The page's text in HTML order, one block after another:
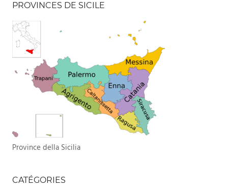
PROVINCES DE SICILE
Province della Sicilia
CATÉGORIES